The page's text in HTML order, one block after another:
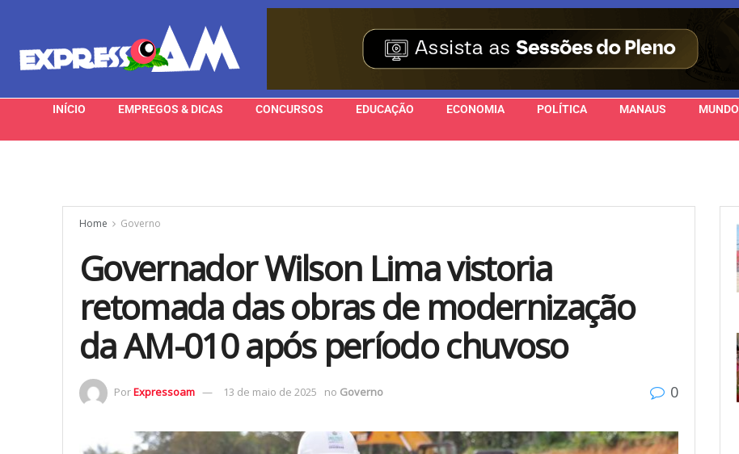
INÍCIO EMPREGOS & DICAS CONCURSOS EDUCAÇÃO ECONOMIA POLÍTICA MANAUS MUNDO
Home Governo
Governador Wilson Lima vistoria
retomada das obras de modernização
da AM-010 após período chuvoso
PorExpressoam 13 de maio de 2025 no Governo 0